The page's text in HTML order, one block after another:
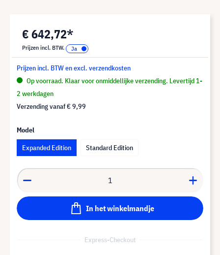
€ 642,72*
Prijzen incl. BTW.
Prijzen incl. BTW en excl. verzendkosten
Op voorraad. Klaar voor onmiddellijke verzending. Levertijd 1-
2 werkdagen
Verzending vanaf€ 9,99
Model
Expanded Edition
Standard Edition
In het winkelmandje
Express-Checkout